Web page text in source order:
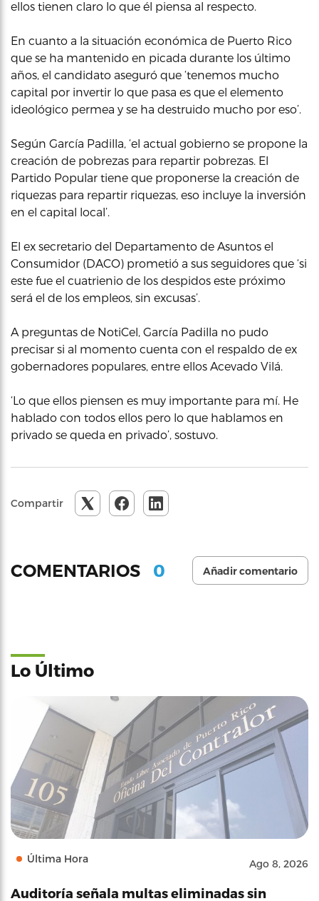
ellos tienen claro lo que él piensa al respecto.
En cuanto a la situación económica de Puerto Rico
que se ha mantenido en picada durante los último
años, el candidato aseguró que ‘tenemos mucho
capital por invertir lo que pasa es que el elemento
ideológico permea y se ha destruido mucho por eso’.
Según García Padilla, ‘el actual gobierno se propone la
creación de pobrezas para repartir pobrezas. El
Partido Popular tiene que proponerse la creación de
riquezas para repartir riquezas, eso incluye la inversión
en el capital local’.
El ex secretario del Departamento de Asuntos el
Consumidor (DACO) prometió a sus seguidores que ‘si
este fue el cuatrienio de los despidos este próximo
será el de los empleos, sin excusas’.
A preguntas de NotiCel, García Padilla no pudo
precisar si al momento cuenta con el respaldo de ex
gobernadores populares, entre ellos Acevado Vilá.
‘Lo que ellos piensen es muy importante para mí. He
hablado con todos ellos pero lo que hablamos en
privado se queda en privado’, sostuvo.
Compartir
COMENTARIOS 0 Añadir comentario
Lo Último
Última Hora Ago 8, 2026
Auditoría señala multas eliminadas sin